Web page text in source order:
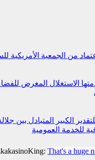
من الجمعية الأمريكية
الاستغلال المغرض
الكبير المتبادل بين
للخدمة العمومية
That's a huge